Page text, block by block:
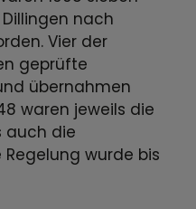
nach
Vier der
geprüfte
übernahmen
waren jeweils die
auch die
Regelung wurde bis